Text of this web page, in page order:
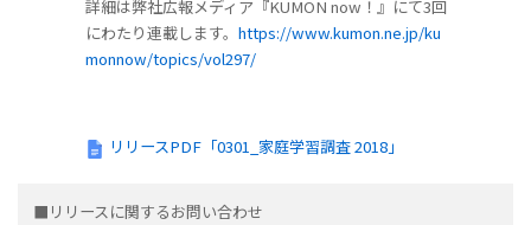
詳細は弊社広報メディア『KUMON now！』にて3回
にわたり連載します。 https://www.kumon.ne.jp/ku
monnow/topics/vol297/
リリースPDF「0301_家庭学習調査 2018」
■リリースに関するお問い合わせ